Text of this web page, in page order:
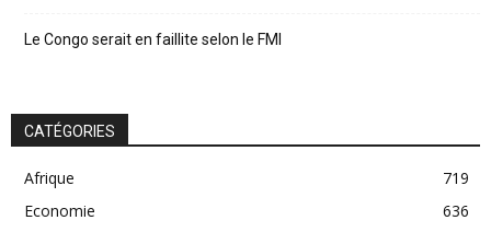
Le Congo serait en faillite selon le FMI
CATÉGORIES
Afrique
719
Economie
636